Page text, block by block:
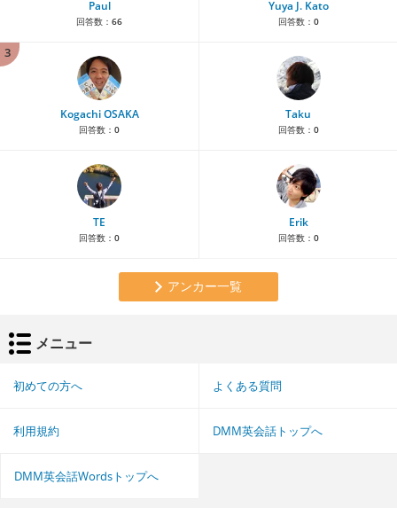
Paul
回答数： 66
Yuya J. Kato
回答数： 0
3
Kogachi OSAKA
回答数： 0
Taku
回答数： 0
TE
回答数： 0
Erik
回答数： 0
アンカー一覧
メニュー
初めての方へ よくある質問
利用規約 DMM英会話トップへ
DMM英会話Wordsトップへ